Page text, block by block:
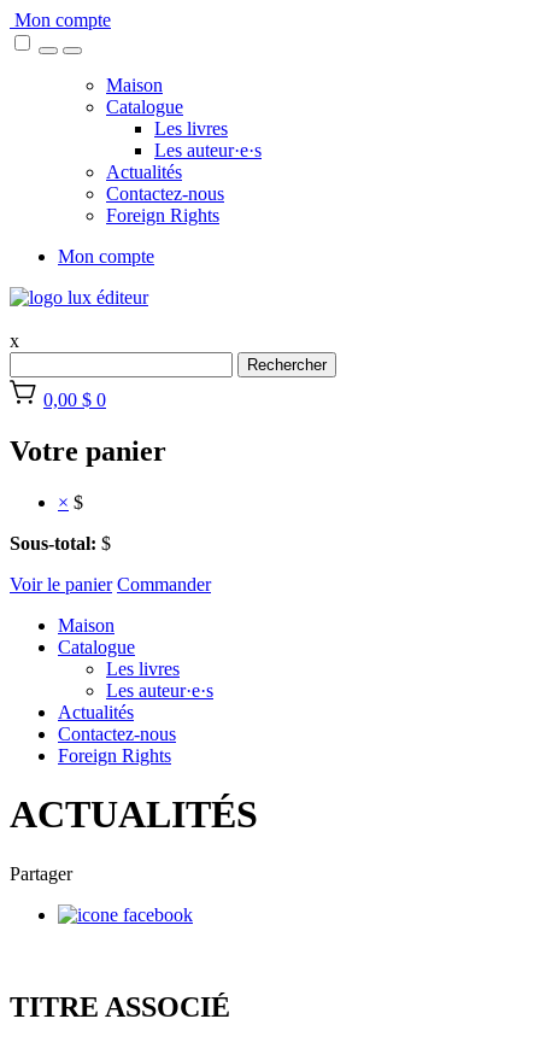
Skip
to
Mon compte
Maison
Catalogue
Les livres
Les auteur·e·s
Actualités
Contactez-nous
Foreign Rights
Mon compte
x
Rechercher
0,00 $ 0
Votre panier
× $
Sous-total: $
Voir le panier Commander
Maison
Catalogue
Les livres
Les auteur·e·s
Actualités
Contactez-nous
Foreign Rights
ACTUALITÉS
Partager
TITRE ASSOCIÉ